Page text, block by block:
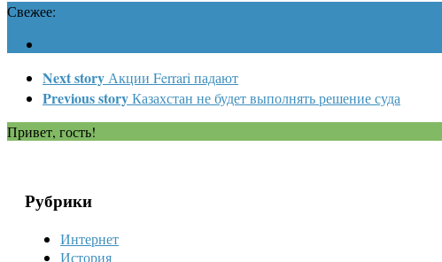
Свежее:
Next story Акции Ferrari падают
Previous storyКазахстан не будет выполнять решение суда
Привет, гость!
Рубрики
Интернет
История